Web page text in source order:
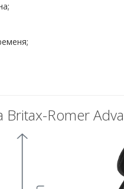
Britax-Romer